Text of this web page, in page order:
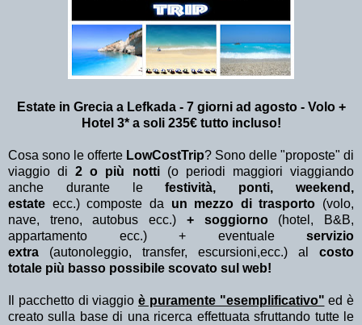
Estate in Grecia a Lefkada - 7 giorni ad agosto - Volo +
Hotel 3* a soli 235€ tutto incluso!
Cosa sono le offerte LowCostTrip? Sono delle "proposte" di
viaggio di2 o più notti (o periodi maggiori viaggiando
anche durante lefestività, ponti, weekend,
estate ecc.) composte da un mezzo di trasporto (volo,
nave, treno, autobus ecc.) + soggiorno(hotel, B&B,
appartamento ecc.) + eventuale servizio
extra (autonoleggio, transfer, escursioni,ecc.) al costo
totale più basso possibile scovato sul web!
Il pacchetto di viaggio è puramente "esemplificativo" ed è
creato sulla base di una ricerca effettuata sfruttando tutte le